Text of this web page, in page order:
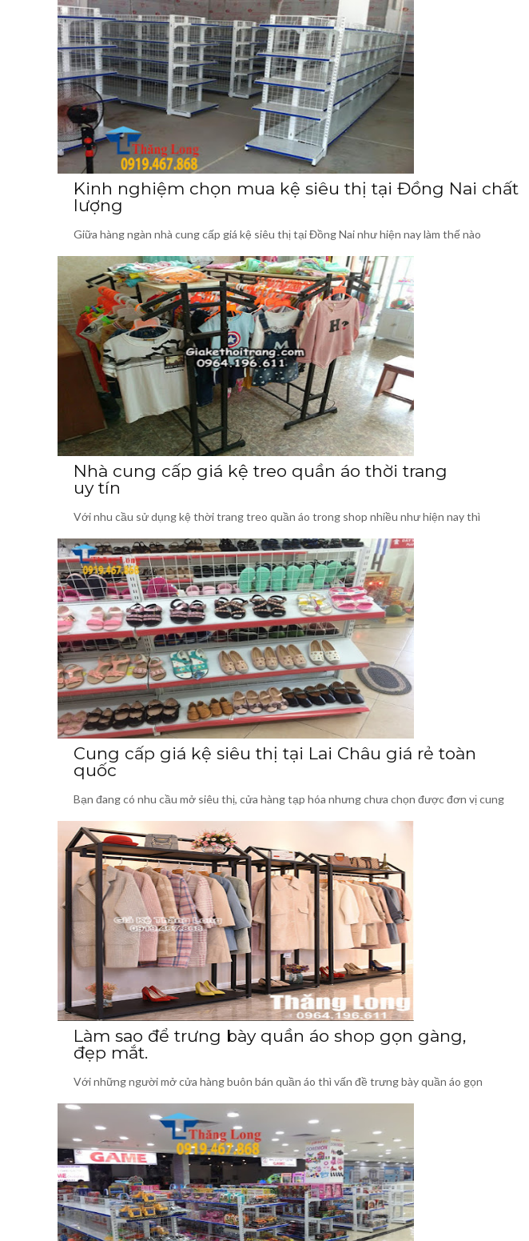
Kinh nghiệm chọn mua kệ siêu thị tại Đồng Nai chất
lượng
Giữa hàng ngàn nhà cung cấp giá kệ siêu thị tại Đồng Nai như hiện nay làm thế nào
Nhà cung cấp giá kệ treo quần áo thời trang
uy tín
Với nhu cầu sử dụng kệ thời trang treo quần áo trong shop nhiều như hiện nay thì
Cung cấp giá kệ siêu thị tại Lai Châu giá rẻ toàn
quốc
Bạn đang có nhu cầu mở siêu thị, cửa hàng tạp hóa nhưng chưa chọn được đơn vị cung
Làm sao để trưng bày quần áo shop gọn gàng,
đẹp mắt.
Với những người mở cửa hàng buôn bán quần áo thì vấn đề trưng bày quần áo gọn